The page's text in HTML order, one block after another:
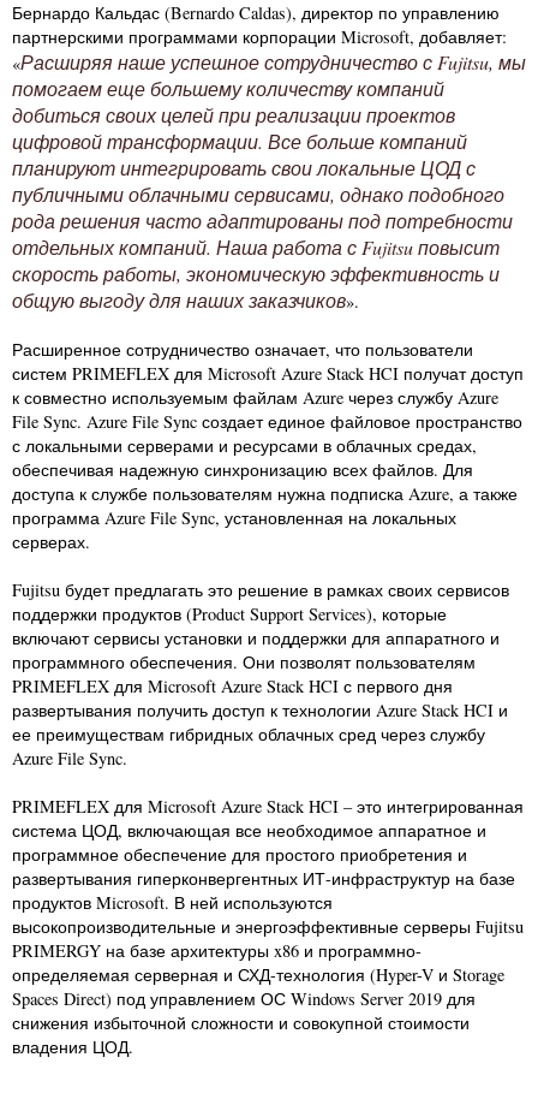
Бернардо Кальдас (Bernardo Caldas), директор по управлению
партнерскими программами корпорации Microsoft, добавляет:
«Расширяя наше успешное сотрудничество с Fujitsu, мы
помогаем еще большему количеству компаний
добиться своих целей при реализации проектов
цифровой трансформации. Все больше компаний
планируют интегрировать свои локальные ЦОД с
публичными облачными сервисами, однако подобного
рода решения часто адаптированы под потребности
отдельных компаний. Наша работа с Fujitsu повысит
скорость работы, экономическую эффективность и
общую выгоду для наших заказчиков».
Расширенное сотрудничество означает, что пользователи
систем PRIMEFLEX для Microsoft Azure Stack HCI получат доступ
к совместно используемым файлам Azure через службу Azure
File Sync. Azure File Sync создает единое файловое пространство
с локальными серверами и ресурсами в облачных средах,
обеспечивая надежную синхронизацию всех файлов. Для
доступа к службе пользователям нужна подписка Azure, а также
программа Azure File Sync, установленная на локальных
серверах.
Fujitsu будет предлагать это решение в рамках своих сервисов
поддержки продуктов (Product Support Services), которые
включают сервисы установки и поддержки для аппаратного и
программного обеспечения. Они позволят пользователям
PRIMEFLEX для Microsoft Azure Stack HCI с первого дня
развертывания получить доступ к технологии Azure Stack HCI и
ее преимуществам гибридных облачных сред через службу
Azure File Sync.
PRIMEFLEX для Microsoft Azure Stack HCI – это интегрированная
система ЦОД, включающая все необходимое аппаратное и
программное обеспечение для простого приобретения и
развертывания гиперконвергентных ИТ-инфраструктур на базе
продуктов Microsoft. В ней используются
высокопроизводительные и энергоэффективные серверы Fujitsu
PRIMERGY на базе архитектуры x86 и программно-
определяемая серверная и СХД-технология (Hyper-V и Storage
Spaces Direct) под управлением ОС Windows Server 2019 для
снижения избыточной сложности и совокупной стоимости
владения ЦОД.